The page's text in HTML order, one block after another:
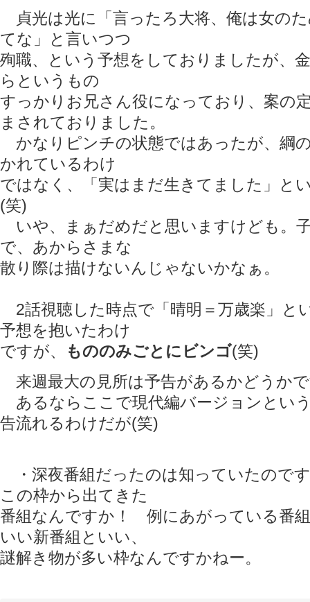
貞光は光に「言ったろ大将、俺は女の
てな」と言いつつ
殉職、という予想をしておりましたが、
らというもの
すっかりお兄さん役になっており、案の
まされておりました。
かなりピンチの状態ではあったが、綱
かれているわけ
ではなく、「実はまだ生きてました」と
(笑)
いや、まぁだめだと思いますけども。
で、あからさまな
散り際は描けないんじゃないかなぁ。
2話視聴した時点で「晴明＝万歳楽」と
予想を抱いたわけ
ですが、
もののみごとにビンゴ(笑)
来週最大の見所は予告があるかどうか
あるならここで現代編バージョンとい
告流れるわけだが(笑)
・深夜番組だったのは知っていたので
この枠から出てきた
番組なんですか！ 例にあがっている番
いい新番組といい、
謎解き物が多い枠なんですかねー。